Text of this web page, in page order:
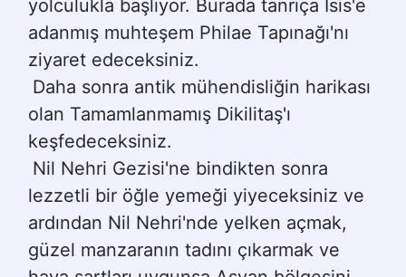
yolculukla başlıyor. Burada tanrıça İsis'e
adanmış muhteşem Philae Tapınağı'nı
ziyaret edeceksiniz.
Daha sonra antik mühendisliğin harikası
olan Tamamlanmamış Dikilitaş'ı
keşfedeceksiniz.
Nil Nehri Gezisi'ne bindikten sonra
lezzetli bir öğle yemeği yiyeceksiniz ve
ardından Nil Nehri'nde yelken açmak,
güzel manzaranın tadını çıkarmak ve